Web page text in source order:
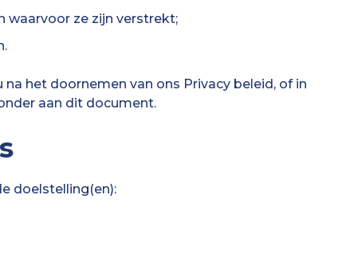
waarvoor ze zijn verstrekt;
het doornemen van ons Privacy beleid, of in
aan dit document.
doelstelling(en):